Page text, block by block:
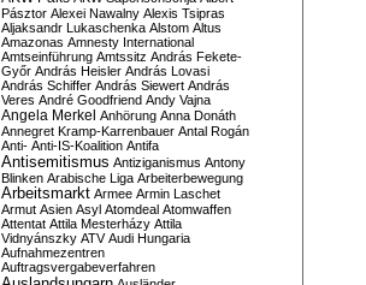
Pásztor Alexei Nawalny Alexis Tsipras
Aljaksandr Lukaschenka Alstom Altus
Amazonas Amnesty International
Amtseinführung Amtssitz András Fekete-
Győr András Heisler András Lovasi
András Schiffer András Siewert András
Veres André Goodfriend Andy Vajna
Angela Merkel Anhörung Anna Donáth
Annegret Kramp-Karrenbauer Antal Rogán
Anti- Anti-IS-Koalition Antifa
Antisemitismus Antiziganismus Antony
Blinken Arabische Liga Arbeiterbewegung
Arbeitsmarkt Armee Armin Laschet
Armut Asien Asyl Atomdeal Atomwaffen
Attentat Attila Mesterházy Attila
Vidnyánszky ATV Audi Hungaria
Aufnahmezentren
Auftragsvergabeverfahren